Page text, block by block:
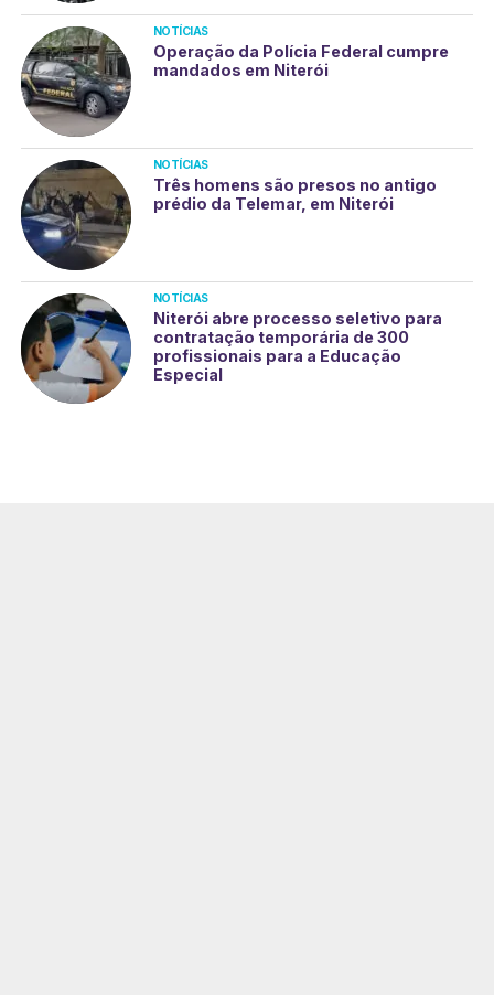
NOTÍCIAS
Operação da Polícia Federal cumpre
mandados em Niterói
NOTÍCIAS
Três homens são presos no antigo
prédio da Telemar, em Niterói
NOTÍCIAS
Niterói abre processo seletivo para
contratação temporária de 300
profissionais para a Educação
Especial